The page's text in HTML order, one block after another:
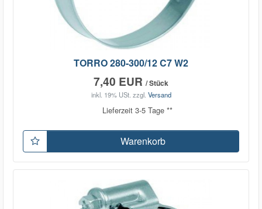
TORRO 280-300/12 C7 W2
7,40 EUR / Stück
inkl. 19% USt. zzgl. Versand
Lieferzeit 3-5 Tage **
Warenkorb